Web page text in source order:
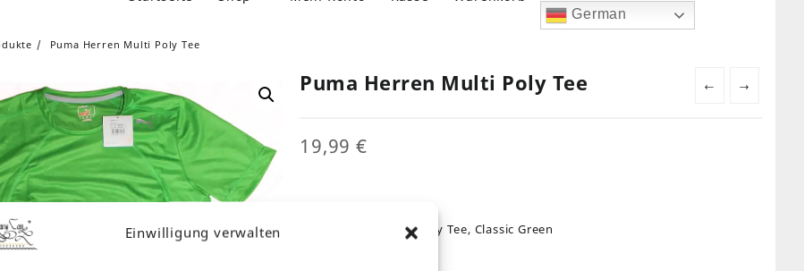
Einwilligung verwalten
German
Puma Herren Multi Poly Tee
← →
Puma Herren Multi Poly Tee
19,99€
Puma Herren Multi Poly Tee, Classic Green